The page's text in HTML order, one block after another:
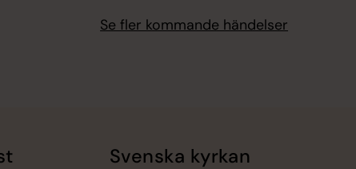
Se fler kommande händelser
Svenska kyrkan